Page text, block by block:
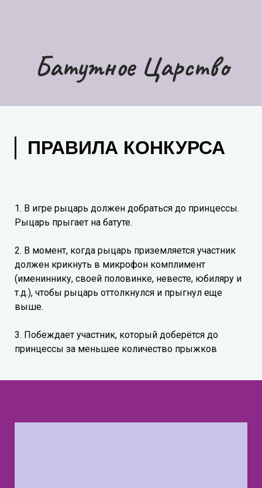
Батутное Царство
ПРАВИЛА КОНКУРСА
1. В игре рыцарь должен добраться до принцессы.
Рыцарь прыгает на батуте.
2. В момент, когда рыцарь приземляется участник
должен крикнуть в микрофон комплимент
(имениннику, своей половинке, невесте, юбиляру и
т.д.), чтобы рыцарь оттолкнулся и прыгнул еще
выше.
3. Побеждает участник, который доберётся до
принцессы за меньшее количество прыжков